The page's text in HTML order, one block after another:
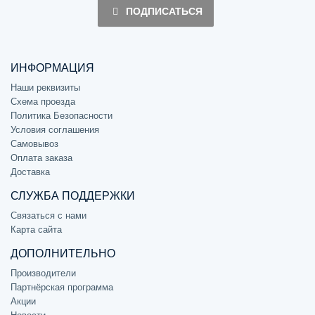
ПОДПИСАТЬСЯ
ИНФОРМАЦИЯ
Наши реквизиты
Схема проезда
Политика Безопасности
Условия соглашения
Самовывоз
Оплата заказа
Доставка
СЛУЖБА ПОДДЕРЖКИ
Связаться с нами
Карта сайта
ДОПОЛНИТЕЛЬНО
Производители
Партнёрская программа
Акции